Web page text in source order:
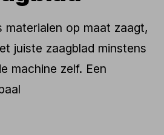
materialen op maat zaagt,
juiste zaagblad minstens
machine zelf. Een